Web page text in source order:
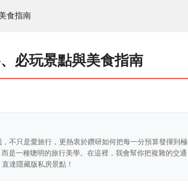
食指南
必玩景點與美食指南
不只是愛旅行，更熱衷於鑽研如何把每一分預算發揮到極
是一種聰明的旅行美學。在這裡，我會幫你把複雜的交通
達隱藏版私房景點！